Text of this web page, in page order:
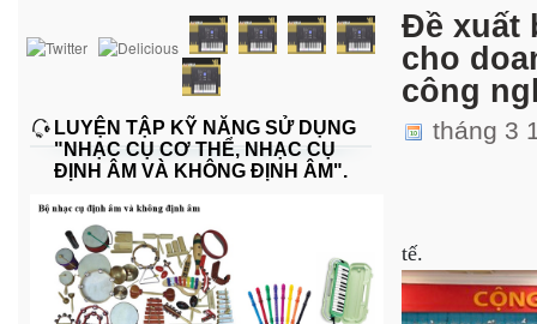
LUYỆN TẬP KỸ NĂNG SỬ DỤNG
"NHẠC CỤ CƠ THỂ, NHẠC CỤ
ĐỊNH ÂM VÀ KHÔNG ĐỊNH ÂM".
Đề xuất
cho
công
tháng 3
tế.